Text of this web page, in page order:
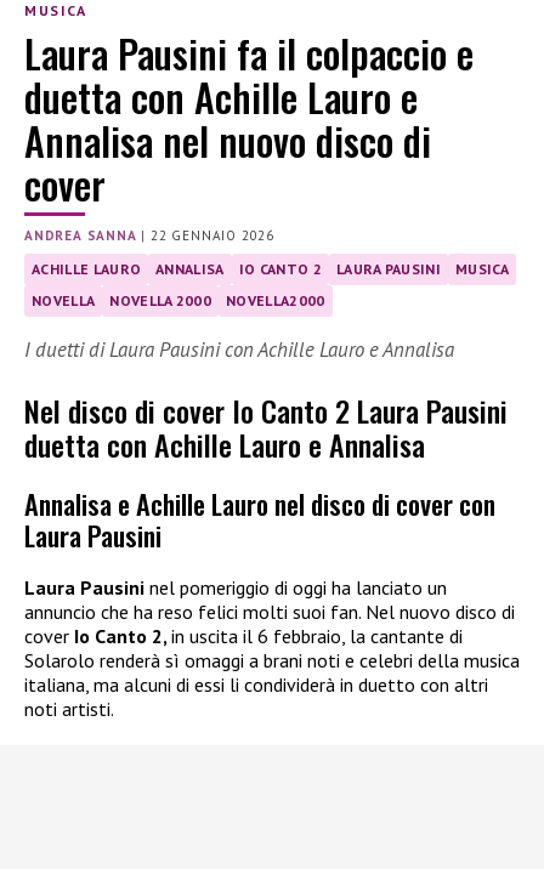
MUSICA
Laura Pausini fa il colpaccio e
duetta con Achille Lauro e
Annalisa nel nuovo disco di
cover
ANDREA SANNA | 22 GENNAIO 2026
ACHILLE LAURO ANNALISA IO CANTO 2 LAURA PAUSINI
MUSICA
NOVELLA
NOVELLA 2000 NOVELLA2000
I duetti di Laura Pausini con Achille Lauro e Annalisa
Nel disco di cover Io Canto 2 Laura Pausini
duetta con Achille Lauro e Annalisa
Annalisa e Achille Lauro nel disco di cover con
Laura Pausini
Laura Pausini nel pomeriggio di oggi ha lanciato un
annuncio che ha reso felici molti suoi fan. Nel nuovo disco di
cover Io Canto 2,in uscita il 6 febbraio, la cantante di
Solarolo renderà sì omaggi a brani noti e celebri della musica
italiana, ma alcuni di essi li condividerà in duetto con altri
noti artisti.